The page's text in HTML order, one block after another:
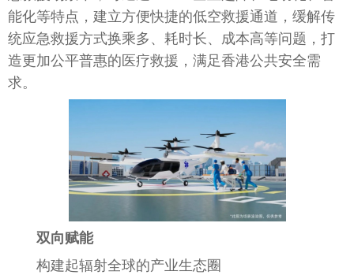
能化等特点，建立方便快捷的低空救援通道，缓解传
统应急救援方式换乘多、耗时长、成本高等问题，打
造更加公平普惠的医疗救援，满足香港公共安全需
求。
双向赋能
构建起辐射全球的产业生态圈